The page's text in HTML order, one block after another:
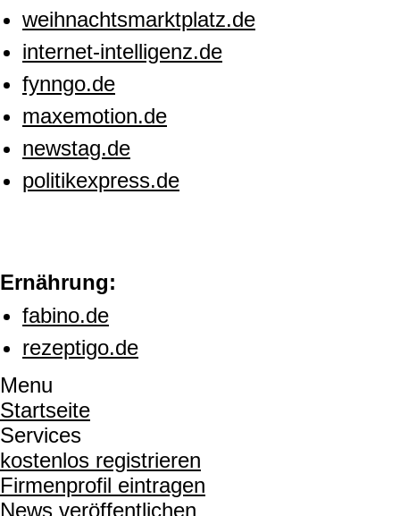
weihnachtsmarktplatz.de
internet-intelligenz.de
fynngo.de
maxemotion.de
newstag.de
politikexpress.de
Ernährung:
fabino.de
rezeptigo.de
Menu
Startseite
Services
kostenlos registrieren
Firmenprofil eintragen
News veröffentlichen